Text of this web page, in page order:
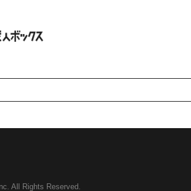
All Rights Reserved.